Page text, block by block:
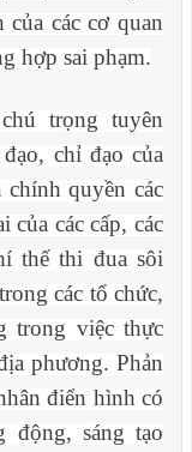
các cơ quan
hợp sai phạm.
trọng tuyên
chỉ đạo của
quyền các
của các cấp, các
thế thi đua sôi
các tổ chức,
trong việc thực
phương. Phản
điển hình có
động, sáng tạo